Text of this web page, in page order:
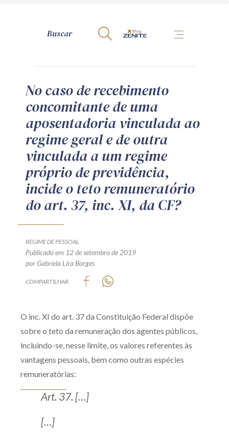
A Zênite
Como publicar conosco
Site da Zênite
Contato
Termos de uso
Política de Privacidade
Guia de Direitos dos Titulares de Dados
Encarregado (contato)
Produtos e serviços
Zênite Fácil IA
Zênite Play
Mentoria Zênite
Capacitação
Eventos presenciais
No caso de recebimento
concomitante de uma
aposentadoria vinculada ao
regime geral e de outra
vinculada a um regime
próprio de previdência,
incide o teto remuneratório
do art. 37, inc. XI, da CF?
REGIME DE PESSOAL
Publicado em 12 de setembro de 2019
por Gabriela Lira Borges
COMPARTILHAR
O inc. XI do art. 37 da Constituição Federal dispõe
sobre o teto da remuneração dos agentes públicos,
incluindo-se, nesse limite, os valores referentes às
vantagens pessoais, bem como outras espécies
remuneratórias:
Art. 37. […]
[…]